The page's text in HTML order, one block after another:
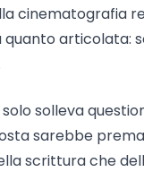
cinematografia
articolata:
solleva
sarebbe
scrittura che